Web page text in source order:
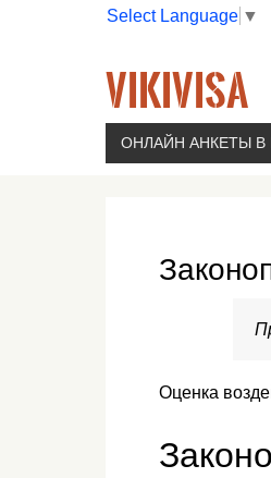
Select Language ▼
VIKIVISA
Г. МОСКВА, 2-Й
ОНЛАЙН АНКЕТЫ
Оценка